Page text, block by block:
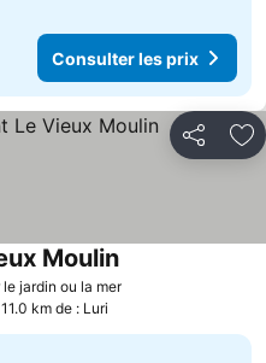
Consulter les prix
Partager
jardin ou la merConsulter les
MoulinConsulter les
km de : Luri